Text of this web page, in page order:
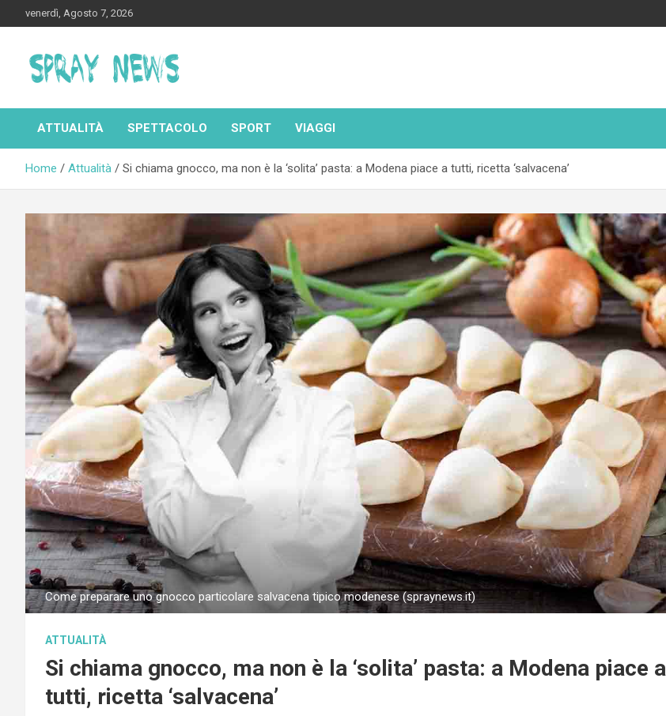
to
venerdì, Agosto 7, 2026
Spraynews.it
ATTUALITÀ SPETTACOLO SPORT VIAGGI
Home Attualità Si chiama gnocco, ma non è la ‘solita’ pasta: a Modena piace a tutti, ricetta ‘salvacena’
Come preparare uno gnocco particolare salvacena tipico modenese (spraynews.it)
ATTUALITÀ
Si chiama gnocco, ma non è la ‘solita’ pasta: a Modena piace a
tutti, ricetta ‘salvacena’